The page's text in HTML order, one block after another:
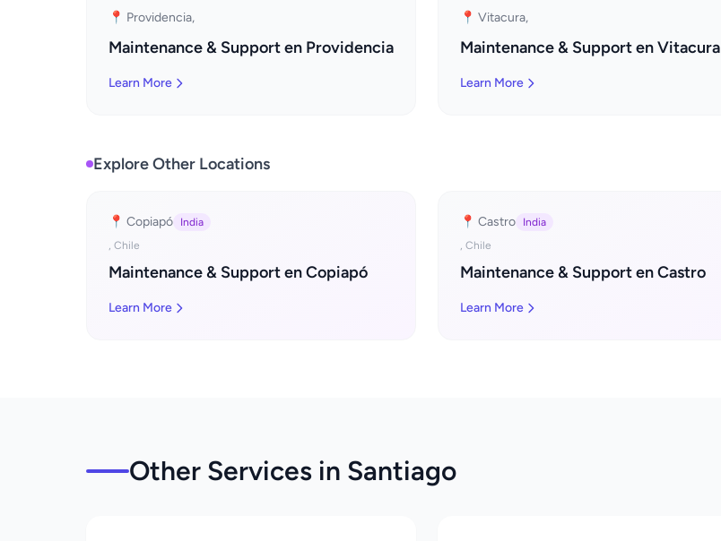
📍 Providencia,
Maintenance & Support en Providencia
Learn More
📍 Vitacura,
Maintenance & Support en Vitacura
Learn More
Explore Other Locations
📍 Copiapó
India
, Chile
Maintenance & Support en Copiapó
Learn More
📍 Castro
India
, Chile
Maintenance & Support en Castro
Learn More
Other Services in Santiago